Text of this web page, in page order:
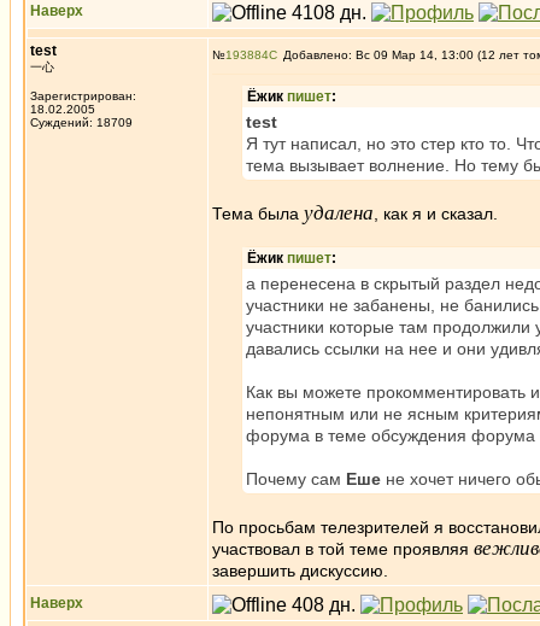
Наверх
test
一心
Зарегистрирован:
18.02.2005
Суждений: 18709
№193884 Добавлено: Вс 09 Мар 14, 13:00 (12 лет
Ёжик пишет:
test
Я тут написал, но это стер кто то.
тема вызывает волнение. Но тему
Тема была удалена , как я и сказал.
Ёжик пишет:
а перенесена в скрытый раздел
участники не забанены, не
участники которые там продолжили
давались ссылки на нее и они
Как вы можете прокомментировать
непонятным или не ясным
форума в теме обсуждения форума
Почему сам Еше не хочет ничего
По просьбам телезрителей я
участвовал в той теме проявляя
завершить дискуссию.
Наверх